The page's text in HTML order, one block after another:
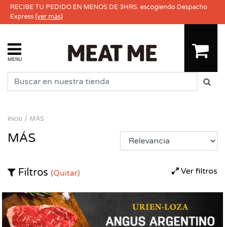
RECIBE TU PEDIDO EN MENOS DE 3HRS. escogiendo Despacho
Express(ver más)
MENU
Inicio MÁS
MÁS
Ver filtros
Filtros (Quitar)